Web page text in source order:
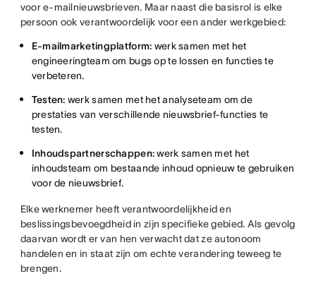
voor e-mailnieuwsbrieven. Maar naast die basisrol is elke
persoon ook verantwoordelijk voor een ander werkgebied:
E-mailmarketingplatform: werk samen met het
engineeringteam om bugs op te lossen en functies te
verbeteren.
Testen: werk samen met het analyseteam om de
prestaties van verschillende nieuwsbrief-functies te
testen.
Inhoudspartnerschappen:werk samen met het
inhoudsteam om bestaande inhoud opnieuw te gebruiken
voor de nieuwsbrief.
Elke werknemer heeft verantwoordelijkheid en
beslissingsbevoegdheid in zijn specifieke gebied. Als gevolg
daarvan wordt er van hen verwacht dat ze autonoom
handelen en in staat zijn om echte verandering teweeg te
brengen.